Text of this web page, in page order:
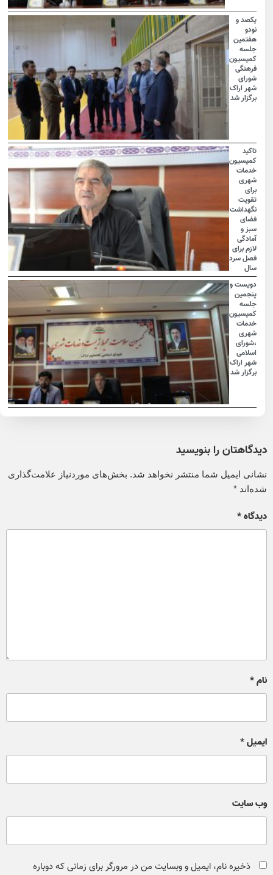
یکصد و
نودو
هفتمین
جلسه
کمیسیون
فرهنگی
شورای
شهر اراک
برگزار شد
تاکید
کمیسیون
خدمات
شهری
برای
تقویت
نگهداشت
فضای
سبز و
آمادگی
لازم برای
فصل سرد
سال
دویست و
پنجمین
جلسه
کمیسیون
خدمات
شهری
،شورای
اسلامی
شهر اراک
برگزار شد
دیدگاهتان را بنویسید
نشانی ایمیل شما منتشر نخواهد شد. بخش‌های موردنیاز علامت‌گذاری
شده‌اند*
دیدگاه*
نام*
ایمیل*
وب‌ سایت
ذخیره نام، ایمیل و وبسایت من در مرورگر برای زمانی که دوباره